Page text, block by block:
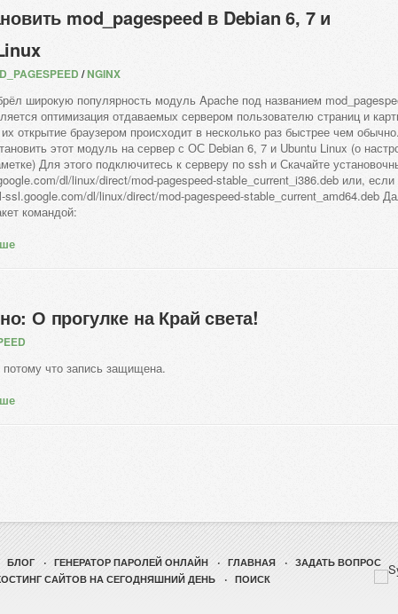
mod_pagespeed в Debian 6, 7 и
/NGINX
широкую популярность модуль Apache под названием
оптимизация отдаваемых сервером пользователю страниц и
открытие браузером происходит в несколько раз быстрее чем
этот модуль на сервер с ОС Debian 6, 7 и Ubuntu Linux (о
Для этого подключитесь к серверу по ssh и Скачайте
dl/linux/direct/mod-pagespeed-stable_current_i386.deb или,
dl/linux/direct/mod-pagespeed-stable_current_amd64.deb
командой:
О прогулке на Край света!
что запись защищена.
БЛОГ ГЕНЕРАТОР ПАРОЛЕЙ ОНЛАЙН ГЛАВНАЯ
ЗАДАТЬ ВОПРОС
САЙТОВ НА СЕГОДНЯШНИЙ ДЕНЬ ПОИСК